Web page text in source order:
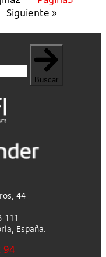
Siguiente »
Buscar
44
111
España.
94